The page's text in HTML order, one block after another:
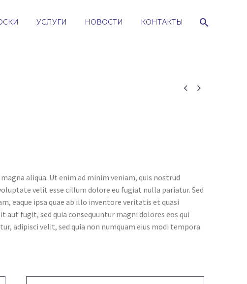
УСЛУГИ НОВОСТИ КОНТАКТЫ
 
aliqua. Ut enim ad minim veniam, quis nostrud
velit esse cillum dolore eu fugiat nulla pariatur. Sed
eaque ipsa quae ab illo inventore veritatis et quasi
fugit, sed quia consequuntur magni dolores eos qui
adipisci velit, sed quia non numquam eius modi tempora